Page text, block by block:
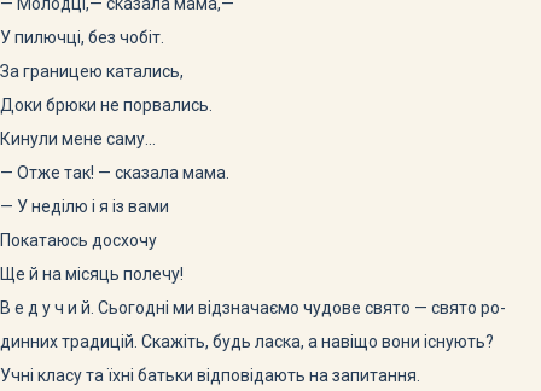
У пилючці, без чобіт.
За границею катались,
Доки брюки не порвались.
Кинули мене саму…
— Отже так! — сказала мама.
— У неділю і я із вами
Покатаюсь досхочу
Ще й на місяць полечу!
В е д у ч и й. Сьогодні ми відзначаємо чудове свято — свято ро-
динних традицій. Скажіть, будь ласка, а навіщо вони існують?
Учні класу та їхні батьки відповідають на запитання.